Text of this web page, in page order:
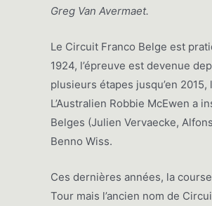
Greg Van Avermaet.
Le Circuit Franco Belge est
1924, l’épreuve est devenue
plusieurs étapes jusqu’en
L’Australien Robbie McEwen a
Belges (Julien Vervaecke,
Benno Wiss.
Ces dernières années, la
Tour mais l’ancien nom de